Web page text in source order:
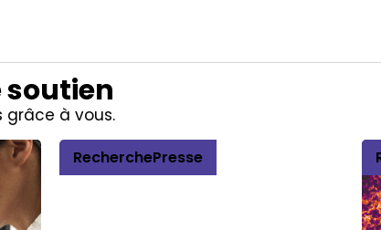
soutien
grâce à vous.
RecherchePresse